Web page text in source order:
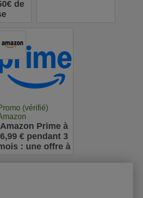
de
(vérifié)
Amazon Prime à
6,99 € pendant 3
: une offre à